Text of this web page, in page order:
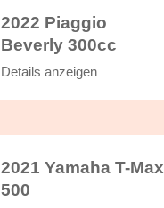
2022 Piaggio
Beverly 300cc
Details anzeigen
2021 Yamaha T-Max
500